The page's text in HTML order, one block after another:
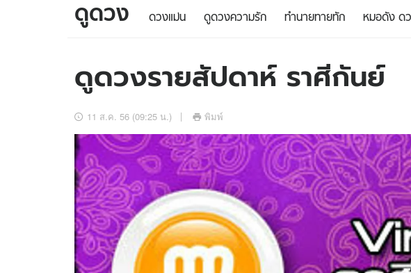
ข่าว
ข่าวบันเทิง
อัปเดตจีน
เช็กข่าวชัวร์
ดูดวง - ตรวจหวย
สถิติหวยไทย
ดูดวง ดวงแม่น ดูดวงความรัก ทํานายทายทัก หมอดัง ด
ดูดวงรายสัปดาห์ ราศีกันย์
11 ส.ค. 56 (09:25 น.) พิมพ์